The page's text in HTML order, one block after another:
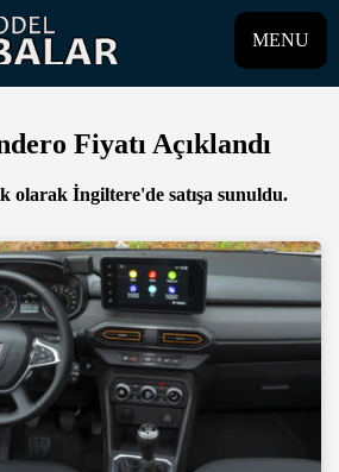
MENU
Fiyatı Açıklandı
olarak İngiltere'de satışa sunuldu.